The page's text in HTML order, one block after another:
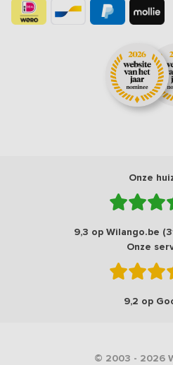
Onze
9,3 op Wilango.be
Onze
9,2 op
© 2003 - 2026